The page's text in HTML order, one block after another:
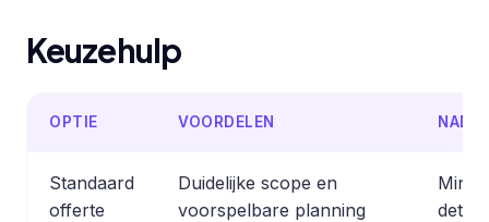
Keuzehulp
OPTIE VOORDELEN
Standaard
offerte
Duidelijke scope en
voorspelbare planning